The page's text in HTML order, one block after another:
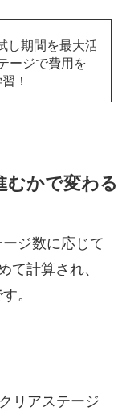
し期間を最大活
ージで費用を
！
むかで変わる
ジ数に応じて
て計算され、
。
リアステージ